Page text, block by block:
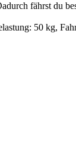
fährst du
50 kg,